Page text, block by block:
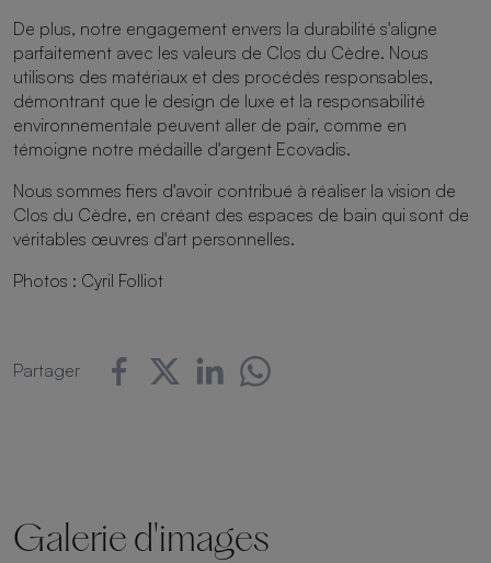
De plus, notre engagement envers la durabilité s'aligne
parfaitement avec les valeurs de Clos du Cèdre. Nous
utilisons des matériaux et des procédés responsables,
démontrant que le design de luxe et la responsabilité
environnementale peuvent aller de pair, comme en
témoigne notre médaille d'argent Ecovadis.
Nous sommes fiers d'avoir contribué à réaliser la vision de
Clos du Cèdre, en créant des espaces de bain qui sont de
véritables œuvres d'art personnelles.
Photos : Cyril Folliot
Partager
Galerie d'images